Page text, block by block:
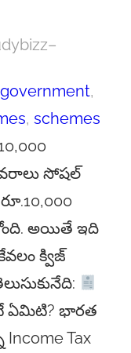
–
, schemes
సోషల్
అయితే ఇది
క్విజ్
ఏమిటి? భారత
Income Tax